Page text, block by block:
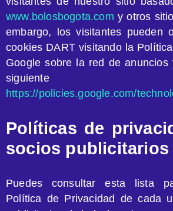
www.bolosbogota.com y otros
embargo, los visitantes pueden
cookies DART visitando la
Google sobre la red de
siguiente
https://policies.google.com/
Políticas de
socios publicitarios
Puedes consultar esta lista
Política de Privacidad de cada